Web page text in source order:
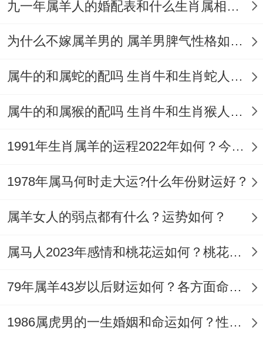
龄,也会原因是家人得压力都会选择到了结
了当沾花惹草、甚至被暴露了之后都会吵架
与打架得多,也因此导致第一次得婚姻失败。
九一年属羊人的婚配表和什么生肖属相相合？
为什么不嫁属羊男的 属羊男脾气性格如何?
属牛的和属蛇的配吗 生肖牛和生肖蛇人婚姻相配吗
属牛的和属猴的配吗 生肖牛和生肖猴人婚姻相配吗
1991年生肖属羊的运程2022年如何？今年顺不顺？
1978年属马何时走大运?什么年份财运好？
属羊女人的弱点都有什么？运势如何？
属马人2023年感情和桃花运如何？桃花高涨姻缘旺
79年属羊43岁以后财运如何？各方面命运怎么样？
1986属虎男的一生婚姻和命运如何？性格脾气怎么样？